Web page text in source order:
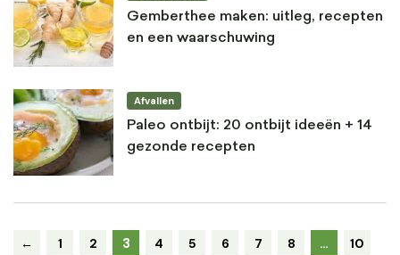
Gemberthee maken: uitleg, recepten
en een waarschuwing
Afvallen
Paleo ontbijt: 20 ontbijt ideeën + 14
gezonde recepten
← 1 2 3 4 5 6 7 8 …
10